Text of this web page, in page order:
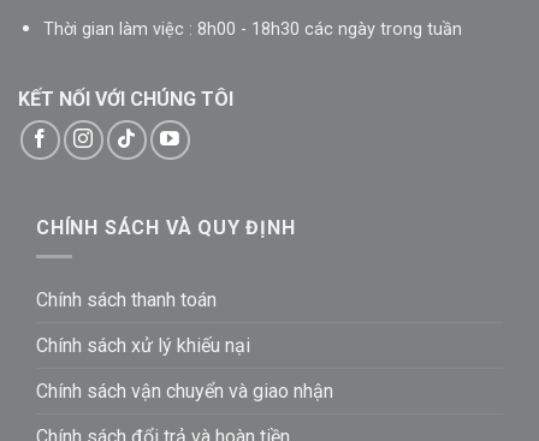
Thời gian làm việc : 8h00 - 18h30 các ngày trong tuần
KẾT NỐI VỚI CHÚNG TÔI
CHÍNH SÁCH VÀ QUY ĐỊNH
Chính sách thanh toán
Chính sách xử lý khiếu nại
Chính sách vận chuyển và giao nhận